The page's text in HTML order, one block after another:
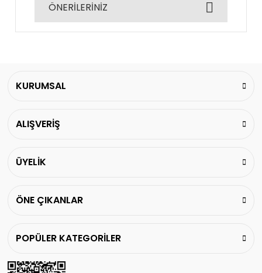
ÖNERİLERİNİZ
Görüş ve önerileriniz için teşekkür ederiz.
Ürün açıklamasında eksik bilgiler bulunuyor.
KURUMSAL
ALIŞVERİŞ
ÜYELİK
ÖNE ÇIKANLAR
POPÜLER KATEGORİLER